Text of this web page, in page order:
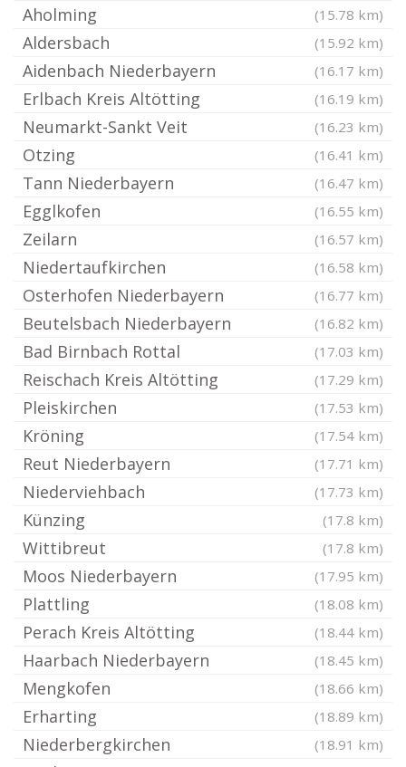
Aholming (15.78 km)
Aldersbach (15.92 km)
Aidenbach Niederbayern (16.17 km)
Erlbach Kreis Altötting (16.19 km)
Neumarkt-Sankt Veit (16.23 km)
Otzing (16.41 km)
Tann Niederbayern (16.47 km)
Egglkofen (16.55 km)
Zeilarn (16.57 km)
Niedertaufkirchen (16.58 km)
Osterhofen Niederbayern (16.77 km)
Beutelsbach Niederbayern (16.82 km)
Bad Birnbach Rottal (17.03 km)
Reischach Kreis Altötting (17.29 km)
Pleiskirchen (17.53 km)
Kröning (17.54 km)
Reut Niederbayern (17.71 km)
Niederviehbach (17.73 km)
Künzing (17.8 km)
Wittibreut (17.8 km)
Moos Niederbayern (17.95 km)
Plattling (18.08 km)
Perach Kreis Altötting (18.44 km)
Haarbach Niederbayern (18.45 km)
Mengkofen (18.66 km)
Erharting (18.89 km)
Niederbergkirchen (18.91 km)